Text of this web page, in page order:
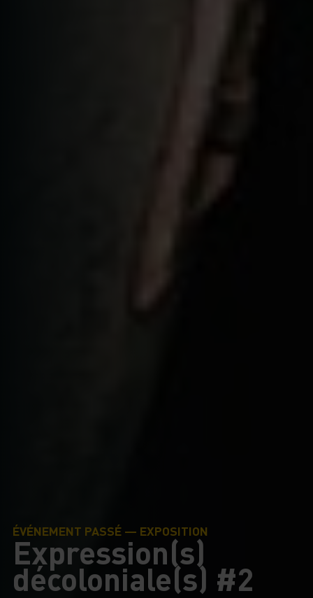
ÉVÉNEMENT PASSÉ — EXPOSITION
Expression(s)
décoloniale(s) #2